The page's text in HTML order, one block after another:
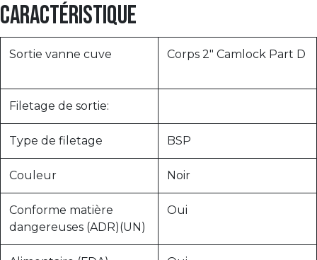
Caractéristique
Sortie vanne cuve Corps 2" Camlock Part D
Filetage de sortie:
Type de filetage BSP
Couleur Noir
Conforme matière
dangereuses (ADR)(UN)
Oui